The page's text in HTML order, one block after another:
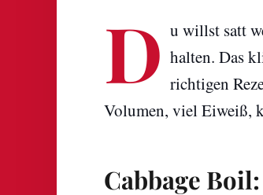
D u willst satt
halten. Das
richtigen
Volumen, viel Eiweiß,
Cabbage